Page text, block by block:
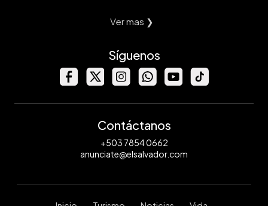
Ver mas ❯
Síguenos
Contáctanos
+503 7854 0662
anunciate@elsalvador.com